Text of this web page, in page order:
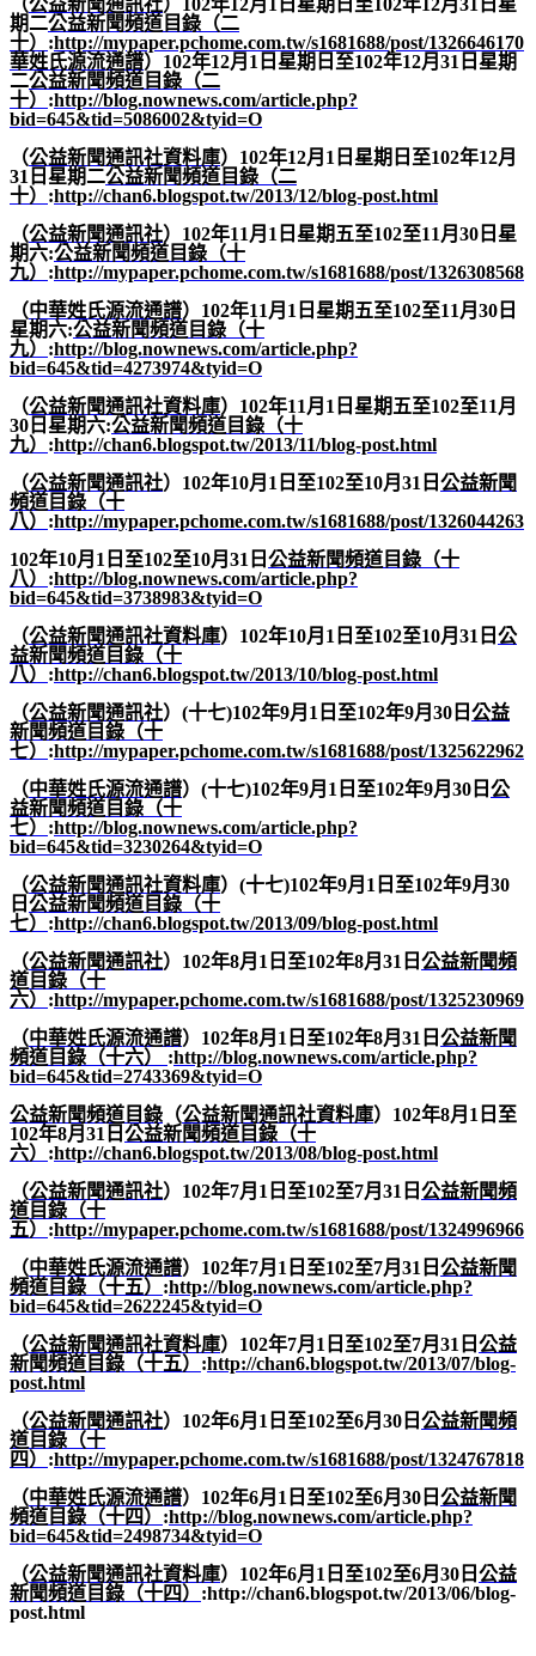
（公益新聞通訊社） 102年 12月 日星期日至 102年 12月 31
日星
期二公益新聞頻道目錄（二
十） :http://mypaper.pchome.com.tw/s1681688/post/1326646170
華姓氏源流通譜） 102年12月 1 日星期日至102年12月 31 日星期
二公益新聞頻道目錄（二
十） :http://blog.nownews.com/article.php?
bid=645&tid=5086002&tyid=O
（公益新聞通訊社資料庫） 102年12月 1 日星期日至102年12月
31 日星期二公益新聞頻道目錄（二
十） :http://chan6.blogspot.tw/2013/12/blog-post.html
（公益新聞通訊社） 102年11 月 1 日星期五至102至11 月 30 日星
期六:公益新聞頻道目錄（十
九） :http://mypaper.pchome.com.tw/s1681688/post/1326308568
（中華姓氏源流通譜） 102年11 月 1 日星期五至102至11 月 30 日
星期六:公益新聞頻道目錄（十
九） :http://blog.nownews.com/article.php?
bid=645&tid=4273974&tyid=O
（公益新聞通訊社資料庫） 102年11 月 1 日星期五至102至11 月
30 日星期六:公益新聞頻道目錄（十
九） :http://chan6.blogspot.tw/2013/11/blog-post.html
（公益新聞通訊社） 102年10月 1 日至102至10月 31 日 公益新聞
頻道目錄（十
八） :http://mypaper.pchome.com.tw/s1681688/post/1326044263
102年10月 1 日至102至10月 31 日 公益新聞頻道目錄（十
八） :http://blog.nownews.com/article.php?
bid=645&tid=3738983&tyid=O
（公益新聞通訊社資料庫） 102年10月 1 日至102至10月 31 日 公
益新聞頻道目錄（十
八） :http://chan6.blogspot.tw/2013/10/blog-post.html
（公益新聞通訊社） (十七)102年9月 1 日至102年9月 30 日 公益
新聞頻道目錄（十
七） :http://mypaper.pchome.com.tw/s1681688/post/1325622962
（中華姓氏源流通譜） (十七)102年9月 1 日至102年9月 30 日 公
益新聞頻道目錄（十
七） :http://blog.nownews.com/article.php?
bid=645&tid=3230264&tyid=O
（公益新聞通訊社資料庫） (十七)102年9月 1 日至102年9月 30
日 公益新聞頻道目錄（十
七） :http://chan6.blogspot.tw/2013/09/blog-post.html
（公益新聞通訊社） 102年8月 1 日至102年8月 31 日 公益新聞頻
道目錄（十
六） :http://mypaper.pchome.com.tw/s1681688/post/1325230969
（中華姓氏源流通譜） 102年8月 1 日至102年8月 31 日 公益新聞
頻道目錄（十六）
:http://blog.nownews.com/article.php?
bid=645&tid=2743369&tyid=O
公益新聞頻道目錄 （公益新聞通訊社資料庫） 102年8月 1 日至
102年8月 31 日 公益新聞頻道目錄（十
六） :http://chan6.blogspot.tw/2013/08/blog-post.html
（公益新聞通訊社） 102年7月 1 日至102至7月 31 日 公益新聞頻
道目錄（十
五） :http://mypaper.pchome.com.tw/s1681688/post/1324996966
（中華姓氏源流通譜） 102年7月 1 日至102至7月 31 日 公益新聞
頻道目錄（十五） :http://blog.nownews.com/article.php?
bid=645&tid=2622245&tyid=O
（公益新聞通訊社資料庫） 102年7月 1 日至102至7月 31 日 公益
新聞頻道目錄（十五） :http://chan6.blogspot.tw/2013/07/blog-
post.html
（公益新聞通訊社） 102年6月 1 日至102至6月 30 日 公益新聞頻
道目錄（十
四） :http://mypaper.pchome.com.tw/s1681688/post/1324767818
（中華姓氏源流通譜） 102年6月 1 日至102至6月 30 日 公益新聞
頻道目錄（十四） :http://blog.nownews.com/article.php?
bid=645&tid=2498734&tyid=O
（公益新聞通訊社資料庫） 102年6月 1 日至102至6月 30 日 公益
新聞頻道目錄（十四） :http://chan6.blogspot.tw/2013/06/blog-
post.html